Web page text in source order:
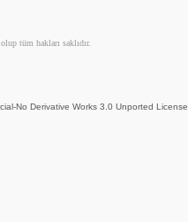
tüm hakları saklıdır.
No Derivative Works 3.0 Unported License